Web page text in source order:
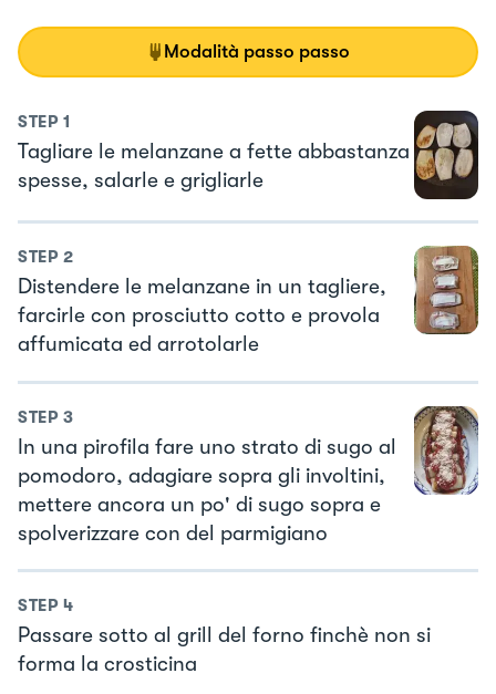
Modalità passo passo
STEP 1
Tagliare le melanzane a fette abbastanza
spesse, salarle e grigliarle
STEP 2
Distendere le melanzane in un tagliere,
farcirle con prosciutto cotto e provola
affumicata ed arrotolarle
STEP 3
In una pirofila fare uno strato di sugo al
pomodoro, adagiare sopra gli involtini,
mettere ancora un po' di sugo sopra e
spolverizzare con del parmigiano
STEP 4
Passare sotto al grill del forno finchè non si
forma la crosticina